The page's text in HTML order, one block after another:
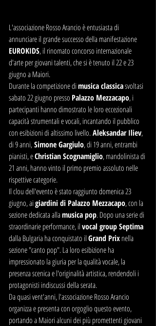
L'associazione Rosso Arancio è entusiasta di
annunciare il grande successo della manifestazione
EUROKIDS, il rinomato concorso internazionale
d'arte per giovani talenti, che si è tenuto il 22 e 23
giugno a Maiori.
Durante la competizione di musica classica svoltasi
sabato 22 giugno presso Palazzo Mezzacapo, i
partecipanti hanno dimostrato le loro eccezionali
capacità strumentali e vocali, incantando il pubblico
con esibizioni di altissimo livello. Aleksandar Iliev,
di 9 anni, Simone Gargiulo, di 19 anni, entrambi
pianisti, e Christian Scognamiglio, mandolinista di
21 anni, hanno vinto il primo premio assoluto nelle
rispettive categorie.
Il clou dell'evento è stato raggiunto domenica 23
giugno, ai giardini di Palazzo Mezzacapo, con la
sezione dedicata alla musica pop. Dopo una serie di
straordinarie performance, il vocal group Septima
dalla Bulgaria ha conquistato il Grand Prix nella
sezione "canto pop". La loro esibizione ha
impressionato la giuria per la qualità vocale, la
presenza scenica e l'originalità artistica, rendendoli i
protagonisti indiscussi della serata.
Da quasi vent'anni, l'associazione Rosso Arancio
organizza e presenta con orgoglio questo evento,
portando a Maiori alcuni dei più promettenti giovani